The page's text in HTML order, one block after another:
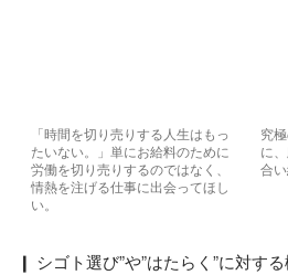
「時間を切り売りする人生はもっ
たいない。」単にお給料のために
労働を切り売りするのではなく、
情熱を注げる仕事に出会ってほし
い。
究
に
合
❙ シゴト選び”や”はたらく”に対す